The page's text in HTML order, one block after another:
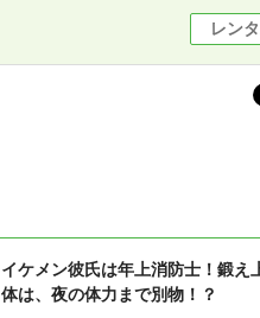
レン
イケメン彼氏は年上消防士！鍛え
体は、夜の体力まで別物！？